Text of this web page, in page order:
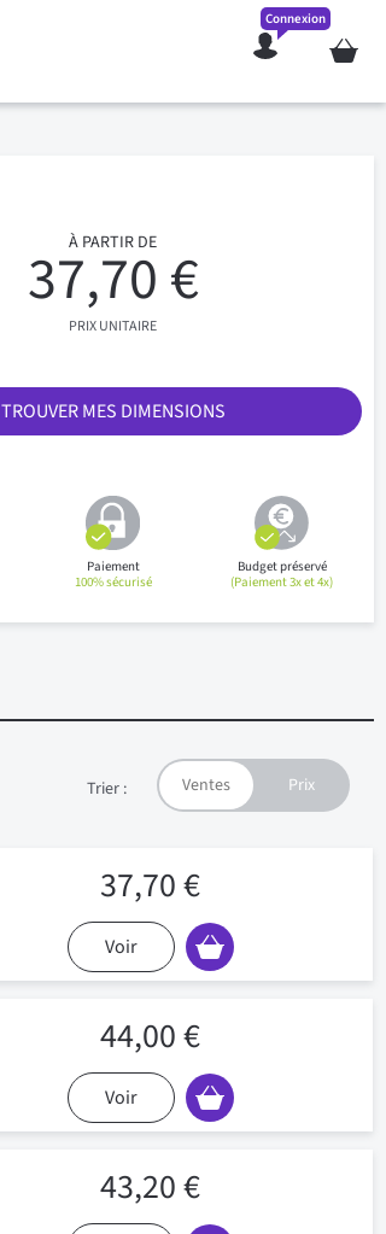
Mon
Connexion
À PARTIR DE
37,70 €
PRIX UNITAIRE
TROUVER MES DIMENSIONS
Paiement
100% sécurisé
Budget préservé
(Paiement 3x et 4x)
Trier :
37,70 €
Voir
44,00 €
Voir
43,20 €